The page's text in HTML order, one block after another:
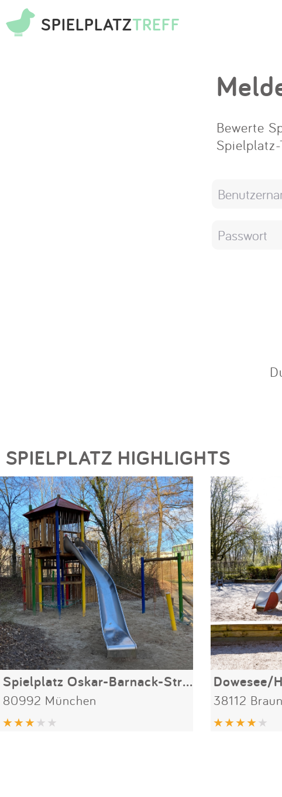
SPIELPLATZTREFF
Bewerte
SPIELPLATZ HIGHLIGHTS
Spielplatz Oskar-Barnack-Straße
80992 München
Dowesee/
38112